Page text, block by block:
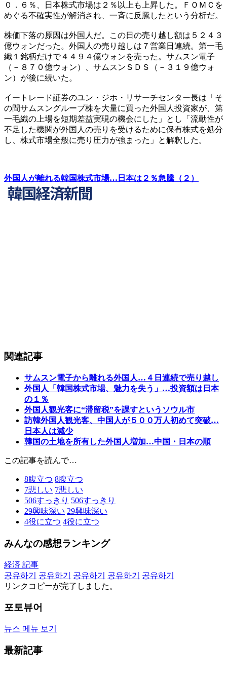
０．６％、日本株式市場は２％以上も上昇した。ＦＯＭＣを
めぐる不確実性が解消され、一斉に反騰したという分析だ。
株価下落の原因は外国人だ。この日の売り越し額は５２４３
億ウォンだった。外国人の売り越しは７営業日連続。第一毛
織１銘柄だけで４４９４億ウォンを売った。サムスン電子
（－８７０億ウォン）、サムスンＳＤＳ（－３１９億ウォ
ン）が後に続いた。
イートレード証券のユン・ジホ・リサーチセンター長は「そ
の間サムスングループ株を大量に買った外国人投資家が、第
一毛織の上場を短期差益実現の機会にした」とし「流動性が
不足した機関が外国人の売りを受けるために保有株式を処分
し、株式市場全般に売り圧力が強まった」と解釈した。
外国人が離れる韓国株式市場…日本は２％急騰（２）
関連記事
サムスン電子から離れる外国人…４日連続で売り越し
外国人「韓国株式市場、魅力を失う」…投資額は日本
の１％
外国人観光客に“滞留税”を課すというソウル市
訪韓外国人観光客、中国人が５００万人初めて突破…
日本人は減少
韓国の土地を所有した外国人増加…中国・日本の順
この記事を読んで…
8腹立つ 8腹立つ
7悲しい 7悲しい
506すっきり 506すっきり
29興味深い 29興味深い
4役に立つ 4役に立つ
みんなの感想ランキング
経済 記事
공유하기
공유하기 공유하기 공유하기
공유하기
リンクコピーが完了しました。
포토뷰어
뉴스 메뉴 보기
最新記事